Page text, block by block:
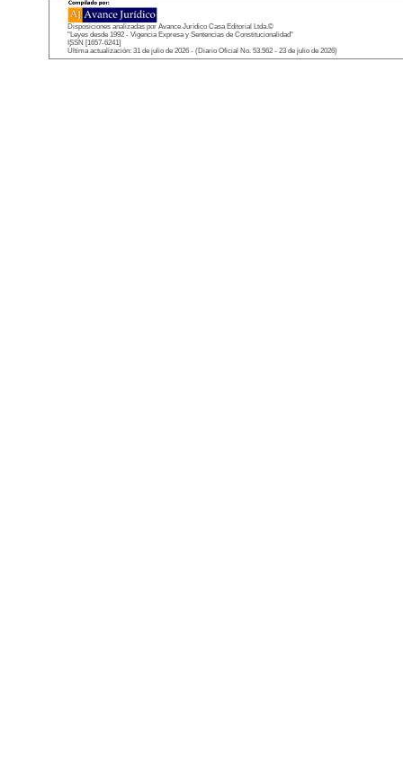
Disposiciones analizadas por Avance Jurídico Casa Editorial Ltda.©
"Leyes desde 1992 - Vigencia Expresa y Sentencias de Constitucionalidad"
ISSN [1657-6241]
Última actualización: 31 de julio de 2026 - (Diario Oficial No. 53.562 - 23 de julio de 2026)